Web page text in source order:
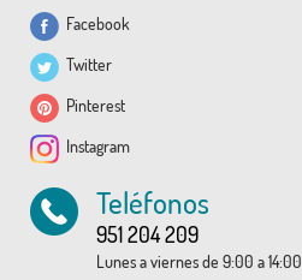
Facebook
Twitter
Pinterest
Instagram
Teléfonos
951 204 209
Lunes a viernes de 9:00 a 14:00